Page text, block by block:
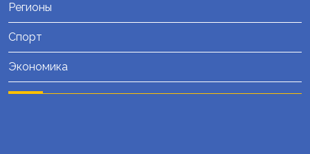
Регионы
Спорт
Экономика